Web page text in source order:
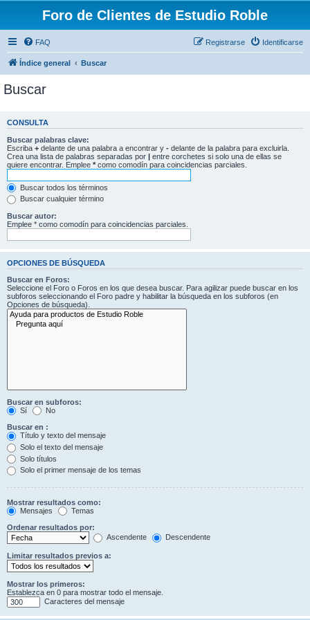
Foro de Clientes de Estudio Roble
FAQ Identificarse
Registrarse
Índice general Buscar
Buscar
CONSULTA
Buscar palabras clave:
Escriba + delante de una palabra a encontrar y - delante de la palabra para excluirla.
Crea una lista de palabras separadas por | entre corchetes si solo una de ellas se
quiere encontrar. Emplee * como comodín para coincidencias parciales.
Buscar todos los términos
Buscar cualquier término
Buscar autor:
Emplee * como comodín para coincidencias parciales.
OPCIONES DE BÚSQUEDA
Buscar en Foros:
Seleccione el Foro o Foros en los que desea buscar. Para agilizar puede buscar en los
subforos seleccionando el Foro padre y habilitar la búsqueda en los subforos (en
Opciones de búsqueda).
Buscar en subforos:
Sí
No
Buscar en :
Título y texto del mensaje
Solo el texto del mensaje
Solo títulos
Solo el primer mensaje de los temas
Mostrar resultados como:
Mensajes
Temas
Ordenar resultados por:
Ascendente
Descendente
Limitar resultados previos a:
Mostrar los primeros:
Establezca en 0 para mostrar todo el mensaje.
Caracteres del mensaje